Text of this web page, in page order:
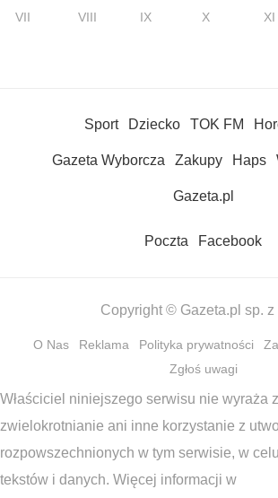
VII
VIII IX X XI
Sport Dziecko TOK FM
Gazeta Wyborcza Zakupy Haps
Gazeta.pl
Poczta Facebook
Copyright © Gazeta.pl sp. z
O Nas Reklama Polityka prywatności
Zgłoś uwagi
Właściciel niniejszego serwisu nie wyraża
zwielokrotnianie ani inne korzystanie z
rozpowszechnionych w tym serwisie, w
tekstów i danych. Więcej informacji w